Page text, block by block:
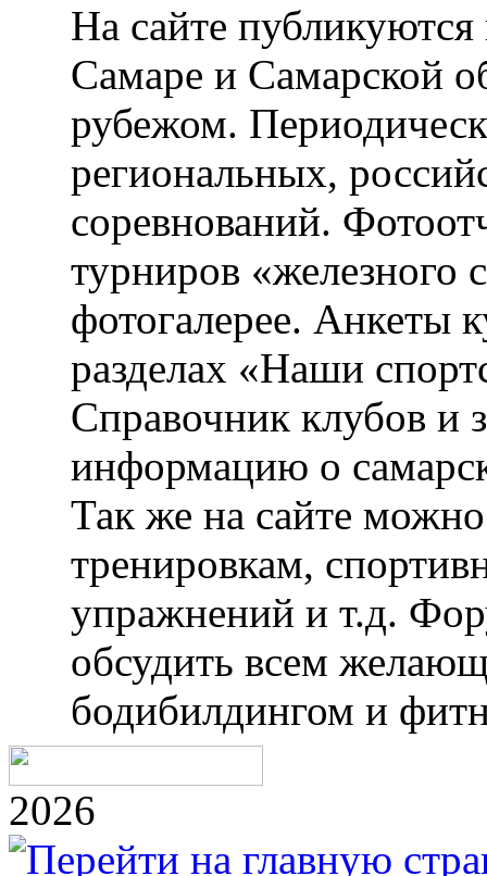
На сайте публикуются
Самаре и Самарской
рубежом.
региональных,
соревнований.
турниров «железного
фотогалерее. Анкеты
разделах «Наши
Справочник клубов и
информацию о
Так же на сайте
тренировкам,
упражнений и т.д.
обсудить всем
бодибилдингом и
2026